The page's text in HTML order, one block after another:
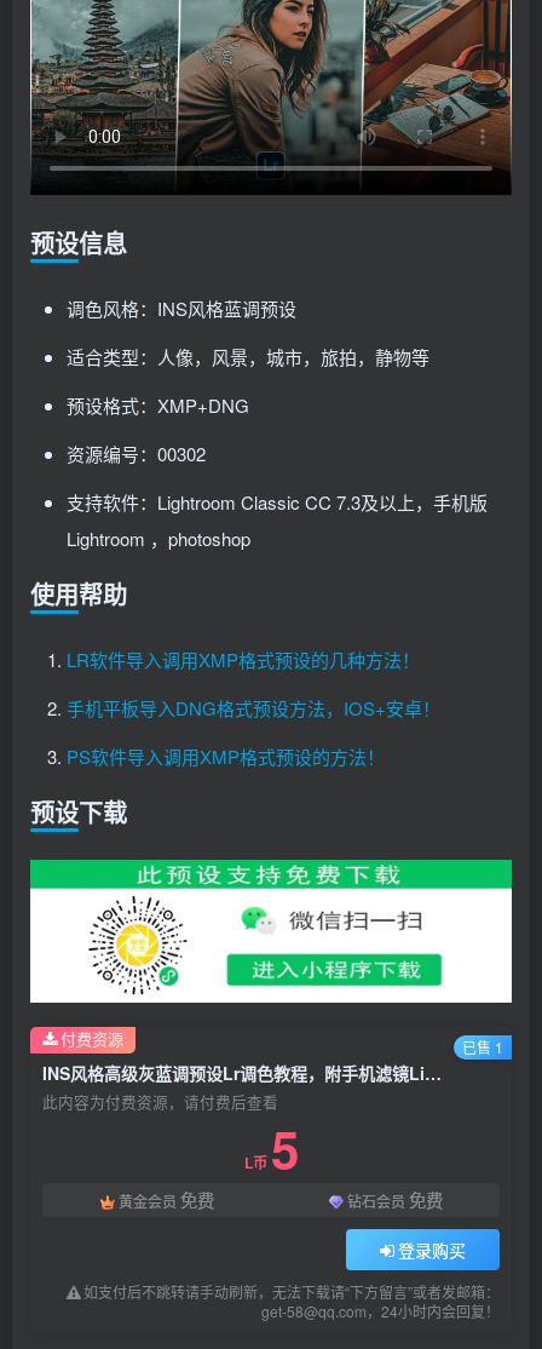
预设信息
调色风格：INS风格蓝调预设
适合类型：人像，风景，城市，旅拍，静物等
预设格式：XMP+DNG
资源编号：00302
支持软件：Lightroom Classic CC 7.3及以上，手机版
Lightroom ，photoshop
使用帮助
LR软件导入调用XMP格式预设的几种方法！
手机平板导入DNG格式预设方法，IOS+安卓！
PS软件导入调用XMP格式预设的方法！
预设下载
INS风格高级灰蓝调预设Lr调色教程，附手机滤镜Lightroom+PS预设下载！
此内容为付费资源，请付费后查看
L币 5
黄金会员 免费 钻石会员 免费
登录购买
如支付后不跳转请手动刷新，无法下载请“下方留言”或者发邮箱：
get-58@qq.com，24小时内会回复！
付费资源 已售 1